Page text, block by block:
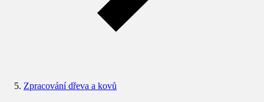
Zpracování dřeva a kovů